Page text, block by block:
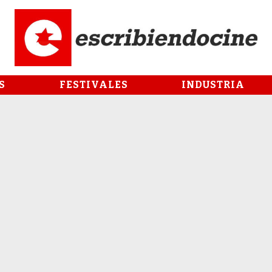
FESTIVALES INDUSTRIA